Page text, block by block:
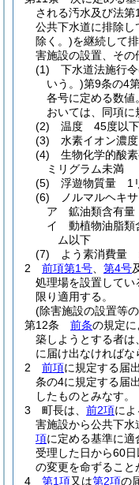
される汚水及び法
公共下水道に排除し
除く。)を継続して
害施設の設置、その
(1)
下水道法施行令
いう。)第9条の4
各号に定める数値。
おいては、同項に
(2)
温度 45度以下
(3)
水素イオン濃
(4)
生物化学的酸
ミリグラム未満
(5)
浮遊物質量 1
(6)
ノルマルヘキ
ア
鉱油類含有
イ
動植物油脂
ム以下
(7)
よう素消費量
2
前項第1号 第4号
処理場を設置してい
限り適用する。
(除害施設の設置等
第12条
前条の規定
築しようとする者
に届け出なければな
2
前項に規定する届
条の4に規定する届
したものとみなす。
3
町長は、 前2項に
害施設から公共下水
項に定める基準に
受理した日から60
の変更を命ずること
4
第1項又は第2項の